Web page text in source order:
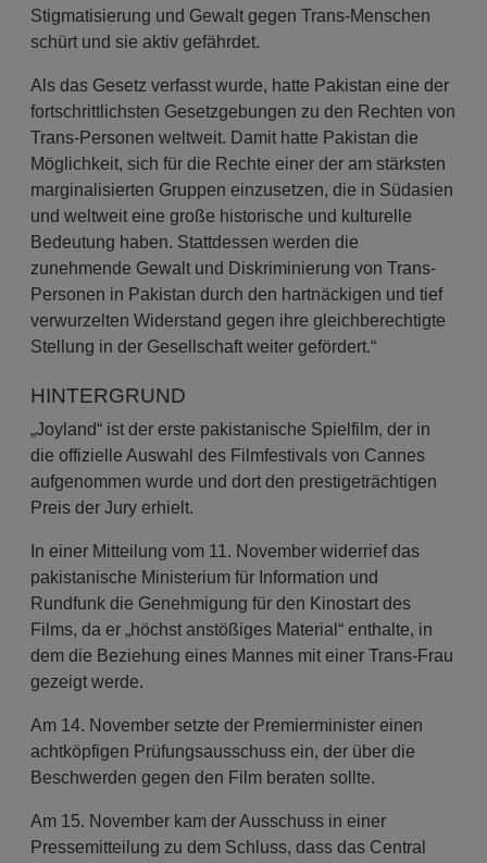
Stigmatisierung und Gewalt gegen Trans-Menschen
schürt und sie aktiv gefährdet.
Als das Gesetz verfasst wurde, hatte Pakistan eine der
fortschrittlichsten Gesetzgebungen zu den Rechten von
Trans-Personen weltweit. Damit hatte Pakistan die
Möglichkeit, sich für die Rechte einer der am stärksten
marginalisierten Gruppen einzusetzen, die in Südasien
und weltweit eine große historische und kulturelle
Bedeutung haben. Stattdessen werden die
zunehmende Gewalt und Diskriminierung von Trans-
Personen in Pakistan durch den hartnäckigen und tief
verwurzelten Widerstand gegen ihre gleichberechtigte
Stellung in der Gesellschaft weiter gefördert.“
HINTERGRUND
„Joyland“ ist der erste pakistanische Spielfilm, der in
die offizielle Auswahl des Filmfestivals von Cannes
aufgenommen wurde und dort den prestigeträchtigen
Preis der Jury erhielt.
In einer Mitteilung vom 11. November widerrief das
pakistanische Ministerium für Information und
Rundfunk die Genehmigung für den Kinostart des
Films, da er „höchst anstößiges Material“ enthalte, in
dem die Beziehung eines Mannes mit einer Trans-Frau
gezeigt werde.
Am 14. November setzte der Premierminister einen
achtköpfigen Prüfungsausschuss ein, der über die
Beschwerden gegen den Film beraten sollte.
Am 15. November kam der Ausschuss in einer
Pressemitteilung zu dem Schluss, dass das Central